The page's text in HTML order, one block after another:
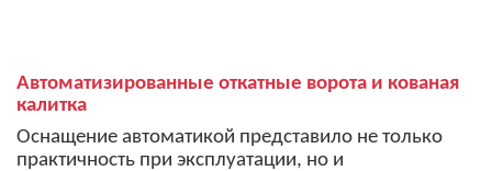
Автоматизированные откатные ворота и кованая
калитка
Оснащение автоматикой представило не только
практичность при эксплуатации, но и